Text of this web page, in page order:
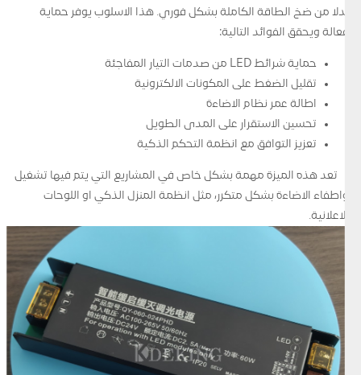
بدلا من ضخ الطاقة الكاملة بشكل فوري. هذا الاسلوب يوفر حماية
فعالة ويحقق الفوائد التالية:
حماية شرائط LED من صدمات التيار المفاجئة
تقليل الضغط على المكونات الالكترونية
اطالة عمر نظام الاضاءة
تحسين الاستقرار على المدى الطويل
تعزيز التوافق مع انظمة التحكم الذكية
تعد هذه الميزة مهمة بشكل خاص في المشاريع التي يتم فيها تشغيل
واطفاء الاضاءة بشكل متكرر، مثل انظمة المنزل الذكي او اللوحات
الاعلانية.